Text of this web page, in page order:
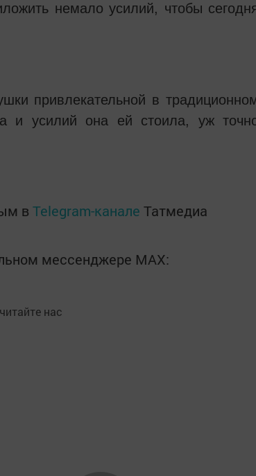
немало усилий, чтобы
привлекательной в
и усилий она ей стоила, уж
в Telegram-канале Татмедиа
мессенджере MАХ:
нас